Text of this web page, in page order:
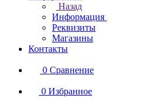
Назад
Информация
Реквизиты
Магазины
Контакты
0 Сравнение
0 Избранное